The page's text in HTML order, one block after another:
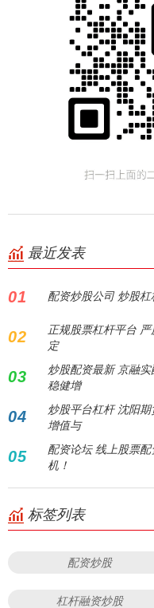
最近发表
01 配资炒股公司 炒股
02
正规股票杠杆平台
定
03
炒股配资最新 京融
稳健增
04
炒股平台杠杆 沈阳
增值与
05
配资论坛 线上股票
机！
标签列表
配资炒股
杠杆融资炒股